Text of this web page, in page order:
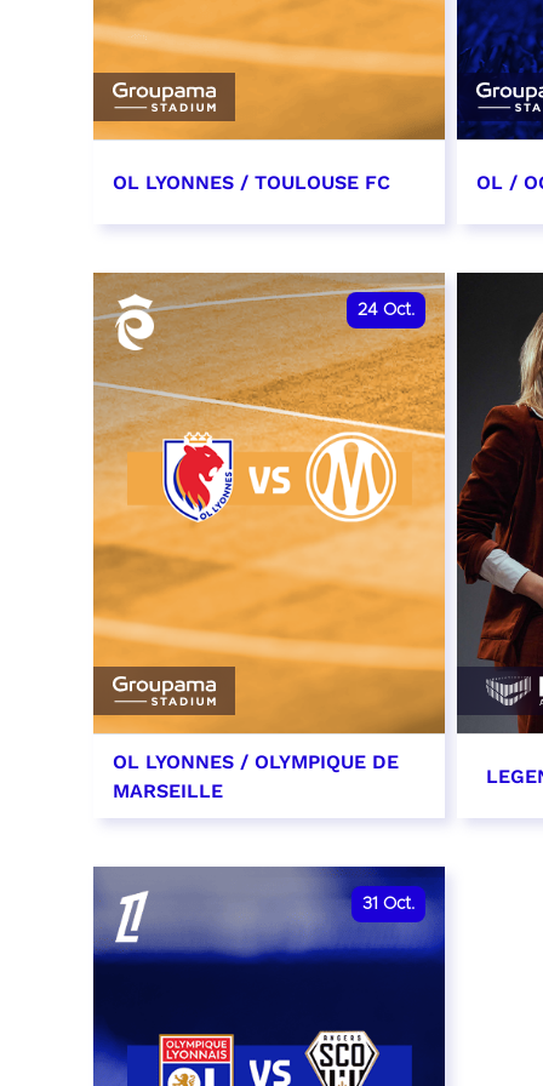
OL LYONNES / TOULOUSE FC
date et heure à confirmer
RÉSERVER
OL /
date
24 Oct.
OL LYONNES / OLYMPIQUE DE
MARSEILLE
date et heure à confirmer
RÉSERVER
31 Oct.